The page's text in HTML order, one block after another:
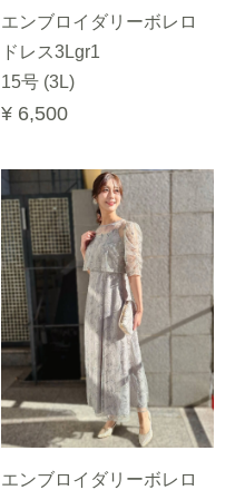
エンブロイダリーボレロ
ドレス3Lgr1
15号 (3L)
¥ 6,500
エンブロイダリーボレロ